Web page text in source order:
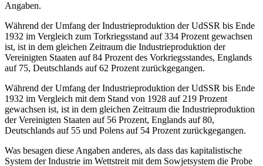
Angaben.
Während der Umfang der Industrieproduktion der UdSSR bis Ende
1932 im Vergleich zum Torkriegsstand auf 334 Prozent gewachsen
ist, ist in dem gleichen Zeitraum die Industrieproduktion der
Vereinigten Staaten auf 84 Prozent des Vorkriegsstandes, Englands
auf 75, Deutschlands auf 62 Prozent zurückgegangen.
Während der Umfang der Industrieproduktion der UdSSR bis Ende
1932 im Vergleich mit dem Stand von 1928 auf 219 Prozent
gewachsen ist, ist in dem gleichen Zeitraum die Industrieproduktion
der Vereinigten Staaten auf 56 Prozent, Englands auf 80,
Deutschlands auf 55 und Polens auf 54 Prozent zurückgegangen.
Was besagen diese Angaben anderes, als dass das kapitalistische
System der Industrie im Wettstreit mit dem Sowjetsystem die Probe